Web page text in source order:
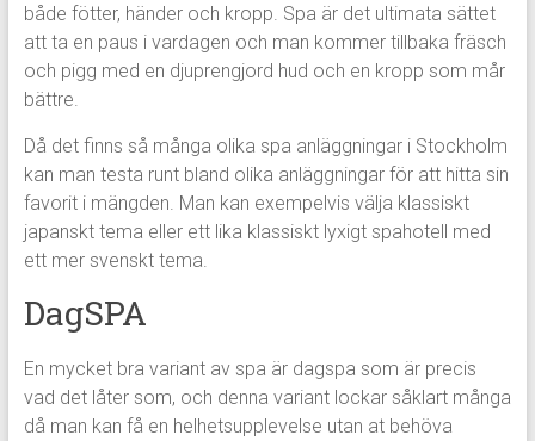
både fötter, händer och kropp. Spa är det ultimata sättet
att ta en paus i vardagen och man kommer tillbaka fräsch
och pigg med en djuprengjord hud och en kropp som mår
bättre.
Då det finns så många olika spa anläggningar i Stockholm
kan man testa runt bland olika anläggningar för att hitta sin
favorit i mängden. Man kan exempelvis välja klassiskt
japanskt tema eller ett lika klassiskt lyxigt spahotell med
ett mer svenskt tema.
DagSPA
En mycket bra variant av spa är dagspa som är precis
vad det låter som, och denna variant lockar såklart många
då man kan få en helhetsupplevelse utan at behöva